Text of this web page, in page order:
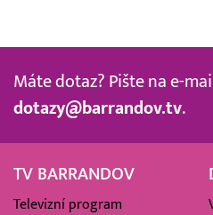
Máte dotaz? Pište na e-mail
dotazy@barrandov.tv.
TV BARRANDOV
Televizní program